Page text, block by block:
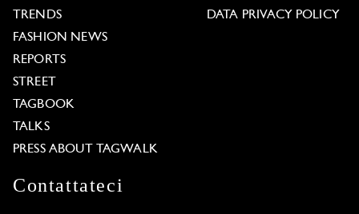
TRENDS
FASHION NEWS
REPORTS
STREET
TAGBOOK
TALKS
PRESS ABOUT TAGWALK
DATA PRIVACY POLICY
Contattateci